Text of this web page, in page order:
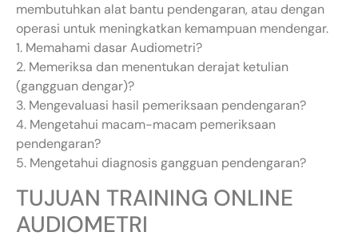
membutuhkan alat bantu pendengaran, atau dengan
operasi untuk meningkatkan kemampuan mendengar.
1. Memahami dasar Audiometri?
2. Memeriksa dan menentukan derajat ketulian
(gangguan dengar)?
3. Mengevaluasi hasil pemeriksaan pendengaran?
4. Mengetahui macam-macam pemeriksaan
pendengaran?
5. Mengetahui diagnosis gangguan pendengaran?
TUJUAN TRAINING ONLINE
AUDIOMETRI